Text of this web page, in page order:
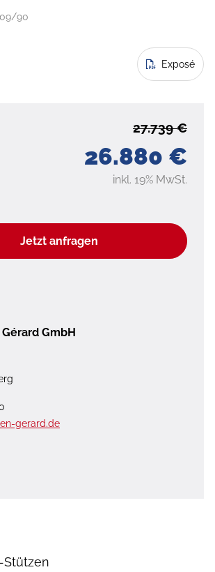
90
Exposé
26.880 €
27.739 €
inkl. 19% MwSt.
Jetzt anfragen
GmbH
gerard.de
Stützen